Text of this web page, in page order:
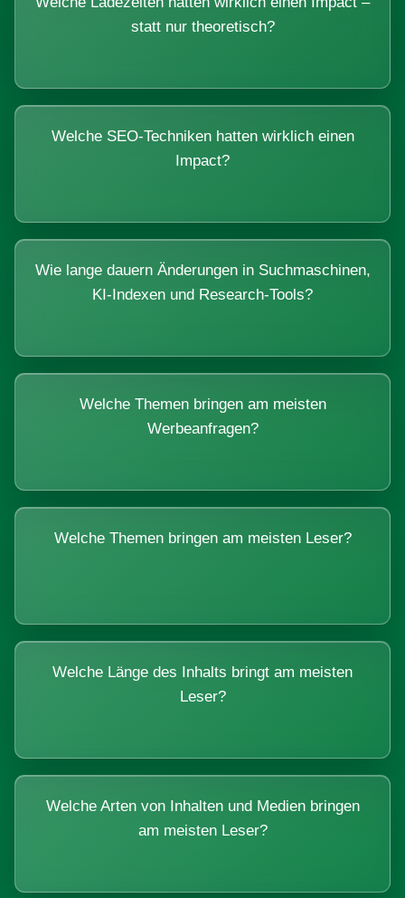
statt nur theoretisch?
Welche SEO-Techniken hatten wirklich einen
Impact?
Wie lange dauern Änderungen in Suchmaschinen,
KI-Indexen und Research-Tools?
Welche Themen bringen am meisten
Werbeanfragen?
Welche Themen bringen am meisten Leser?
Welche Länge des Inhalts bringt am meisten
Leser?
Welche Arten von Inhalten und Medien bringen
am meisten Leser?